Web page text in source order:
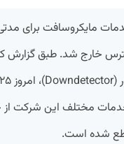
مایکروسافت برای
خارج شد. طبق گزارش
مختلف این شرکت
شده است.